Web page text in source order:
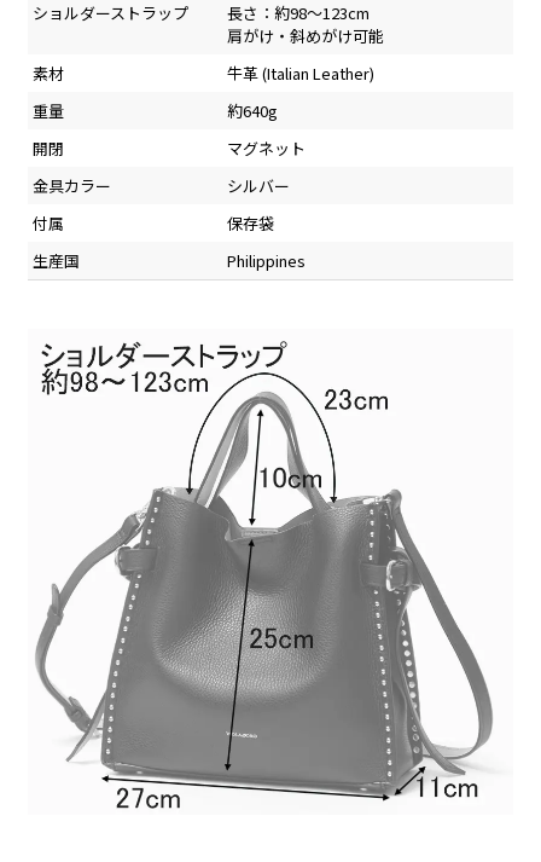
ショルダーストラップ
長さ：約98～123cm
肩がけ・斜めがけ可能
素材
牛革 (Italian Leather)
重量
約640g
開閉
マグネット
金具カラー
シルバー
付属
保存袋
生産国
Philippines